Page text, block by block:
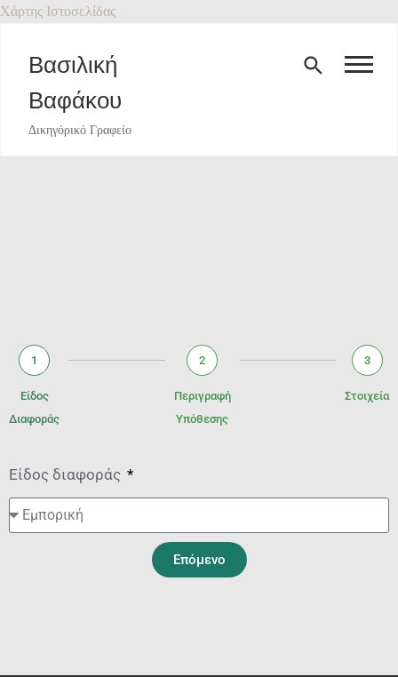
Χάρτης Ιστοσελίδας
Βασιλική
Βαφάκου
Δικηγόρικό Γραφείο
1
Είδος
Διαφοράς
2
Περιγραφή
Υπόθεσης
3
Στοιχεία
Είδος διαφοράς
Επόμενο